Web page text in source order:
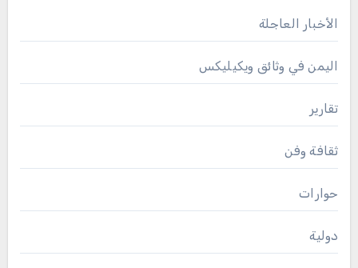
الأخبار العاجلة
اليمن في وثائق ويكيليكس
تقارير
ثقافة وفن
حوارات
دولية